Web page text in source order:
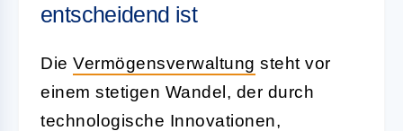
entscheidend ist
Die Vermögensverwaltung steht vor
einem stetigen Wandel, der durch
technologische Innovationen,